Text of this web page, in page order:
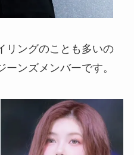
リングのことも多いの
ンズメンバーです。